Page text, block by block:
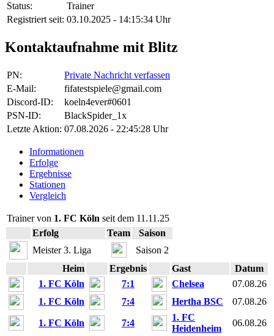
Status:
Trainer
Registriert seit: 03.10.2025 - 14:15:34 Uhr
Kontaktaufnahme mit Blitz
PN:
Private Nachricht verfassen
E-Mail:
fifatestspiele@gmail.com
Discord-ID:
koeln4ever#0601
PSN-ID:
BlackSpider_1x
Letzte Aktion: 07.08.2026 - 22:45:28 Uhr
Informationen
Erfolge
Ergebnisse
Stationen
Vergleich
Trainer von 1. FC Köln seit dem 11.11.25
Erfolg
Team
Saison
Meister 3. Liga
Saison 2
Heim
Ergebnis Gast
Datum
1. FC Köln
7:1 Chelsea
07.08.26
1. FC Köln
7:4 Hertha BSC 07.08.26
1. FC Köln 7:4
1. FC
Heidenheim
06.08.26